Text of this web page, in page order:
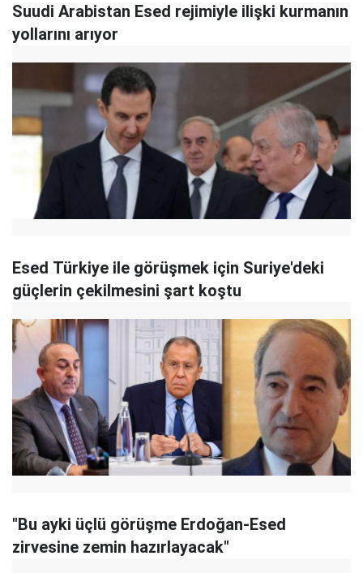
Suudi Arabistan Esed rejimiyle ilişki kurmanın
yollarını arıyor
Esed Türkiye ile görüşmek için Suriye'deki
güçlerin çekilmesini şart koştu
"Bu ayki üçlü görüşme Erdoğan-Esed
zirvesine zemin hazırlayacak"